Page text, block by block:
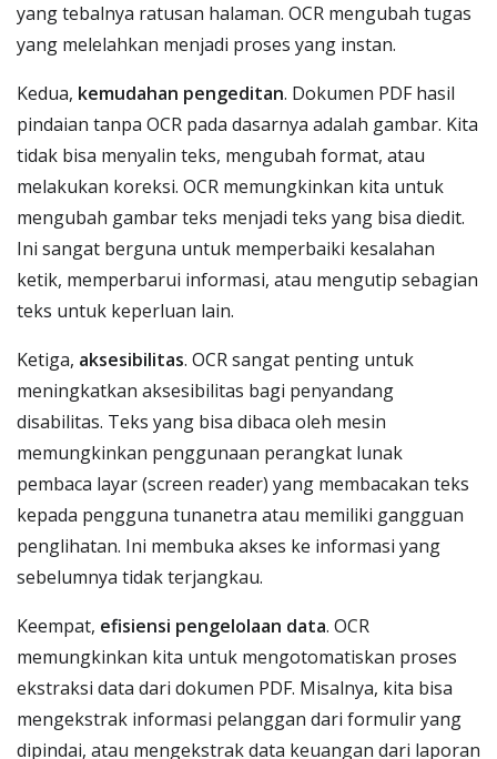
yang tebalnya ratusan halaman. OCR mengubah tugas
yang melelahkan menjadi proses yang instan.
Kedua, kemudahan pengeditan. Dokumen PDF hasil
pindaian tanpa OCR pada dasarnya adalah gambar. Kita
tidak bisa menyalin teks, mengubah format, atau
melakukan koreksi. OCR memungkinkan kita untuk
mengubah gambar teks menjadi teks yang bisa diedit.
Ini sangat berguna untuk memperbaiki kesalahan
ketik, memperbarui informasi, atau mengutip sebagian
teks untuk keperluan lain.
Ketiga, aksesibilitas. OCR sangat penting untuk
meningkatkan aksesibilitas bagi penyandang
disabilitas. Teks yang bisa dibaca oleh mesin
memungkinkan penggunaan perangkat lunak
pembaca layar (screen reader) yang membacakan teks
kepada pengguna tunanetra atau memiliki gangguan
penglihatan. Ini membuka akses ke informasi yang
sebelumnya tidak terjangkau.
Keempat, efisiensi pengelolaan data. OCR
memungkinkan kita untuk mengotomatiskan proses
ekstraksi data dari dokumen PDF. Misalnya, kita bisa
mengekstrak informasi pelanggan dari formulir yang
dipindai, atau mengekstrak data keuangan dari laporan